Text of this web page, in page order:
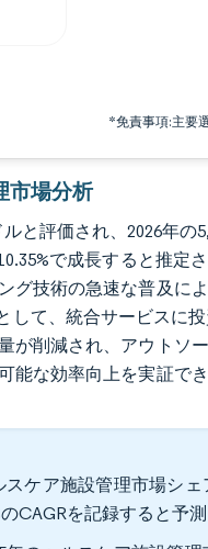
*免責事項:主要
市場分析
と評価され、2026年の
で成長すると推
技術の急速な普及に
て、統合サービスに
が削減され、アウトソ
能な効率向上を実証で
ケア施設管理市場シェ
CAGRを記録すると予測